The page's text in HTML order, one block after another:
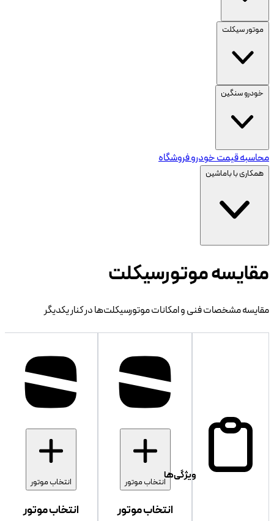
موتور سیکلت
خودرو سنگین
محاسبه قیمت خودروفروشگاه
همکاری با باماشین
مقایسه موتورسیکلت
مقایسه مشخصات فنی و امکانات موتورسیکلت‌ها در کنار یکدیگر
ویژگی‌هاانتخاب موتور
انتخاب موتور
انتخاب موتور
انتخاب موتور